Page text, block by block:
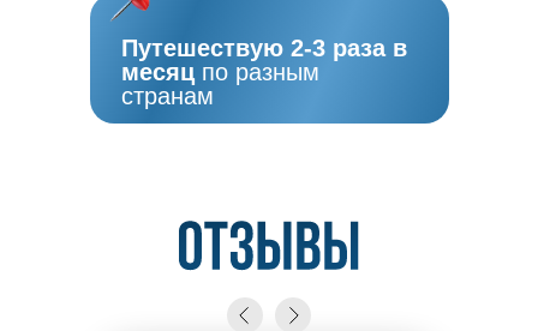
Путешествую 2-3 раза в
месяц по разным
странам